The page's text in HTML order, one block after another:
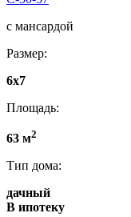
с мансардой
Размер:
6х7
Площадь:
63 м2
Тип дома:
дачный
В ипотеку